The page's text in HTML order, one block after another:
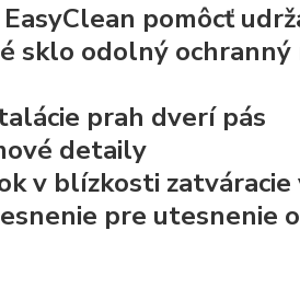
pomôcť
sklo odolný
prah dverí pás
detaily
v blízkosti
pre utesnenie